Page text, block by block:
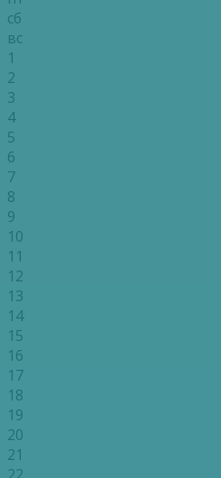
сб
вс
1
2
3
4
5
6
7
8
9
10
11
12
13
14
15
16
17
18
19
20
21
22